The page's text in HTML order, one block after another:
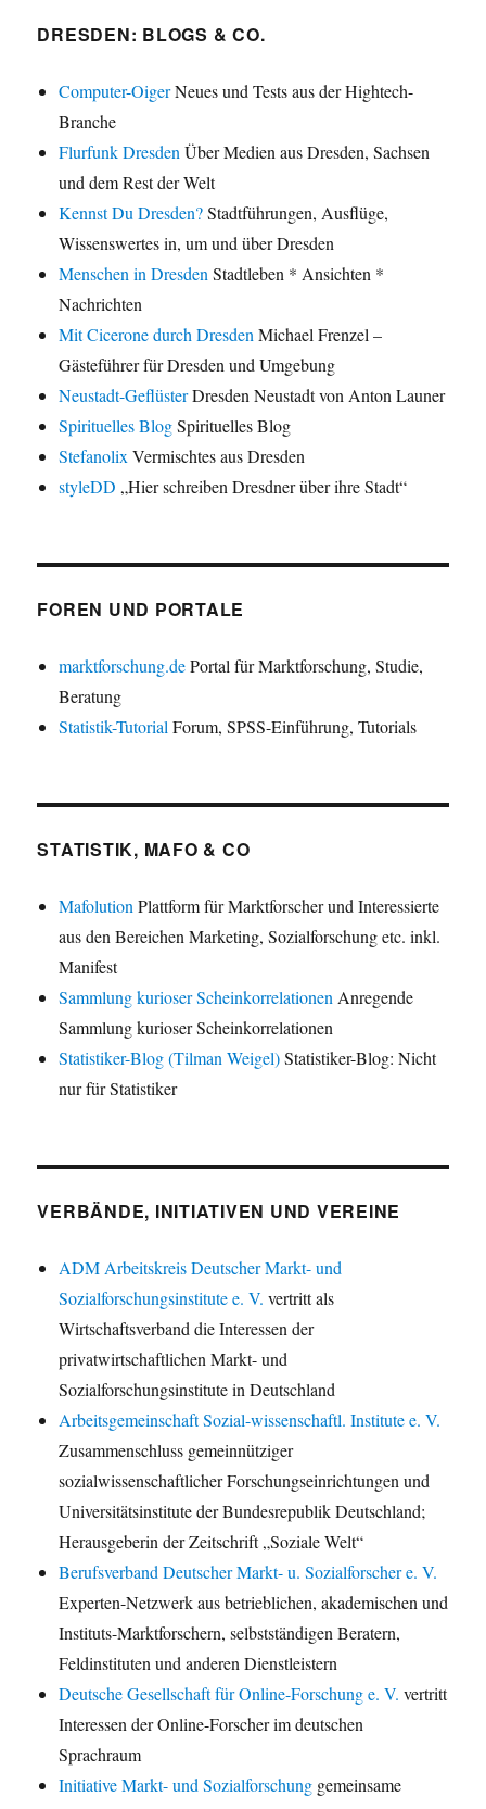
DRESDEN: BLOGS & CO.
Computer-OigerNeues und Tests aus der Hightech-
Branche
Flurfunk Dresden Über Medien aus Dresden, Sachsen
und dem Rest der Welt
Kennst Du Dresden?Stadtführungen, Ausflüge,
Wissenswertes in, um und über Dresden
Menschen in Dresden Stadtleben * Ansichten *
Nachrichten
Mit Cicerone durch Dresden Michael Frenzel –
Gästeführer für Dresden und Umgebung
Neustadt-GeflüsterDresden Neustadt von Anton Launer
Spirituelles BlogSpirituelles Blog
Stefanolix Vermischtes aus Dresden
styleDD „Hier schreiben Dresdner über ihre Stadt“
FOREN UND PORTALE
marktforschung.dePortal für Marktforschung, Studie,
Beratung
Statistik-Tutorial Forum, SPSS-Einführung, Tutorials
STATISTIK, MAFO & CO
Mafolution Plattform für Marktforscher und Interessierte
aus den Bereichen Marketing, Sozialforschung etc. inkl.
Manifest
Sammlung kurioser Scheinkorrelationen Anregende
Sammlung kurioser Scheinkorrelationen
Statistiker-Blog (Tilman Weigel)Statistiker-Blog: Nicht
nur für Statistiker
VERBÄNDE, INITIATIVEN UND VEREINE
ADM Arbeitskreis Deutscher Markt- und
Sozialforschungsinstitute e. V. vertritt als
Wirtschaftsverband die Interessen der
privatwirtschaftlichen Markt- und
Sozialforschungsinstitute in Deutschland
Arbeitsgemeinschaft Sozial-wissenschaftl. Institute e. V.
Zusammenschluss gemeinnütziger
sozialwissenschaftlicher Forschungseinrichtungen und
Universitätsinstitute der Bundesrepublik Deutschland;
Herausgeberin der Zeitschrift „Soziale Welt“
Berufsverband Deutscher Markt- u. Sozialforscher e. V.
Experten-Netzwerk aus betrieblichen, akademischen und
Instituts-Marktforschern, selbstständigen Beratern,
Feldinstituten und anderen Dienstleistern
Deutsche Gesellschaft für Online-Forschung e. V. vertritt
Interessen der Online-Forscher im deutschen
Sprachraum
Initiative Markt- und Sozialforschung gemeinsame